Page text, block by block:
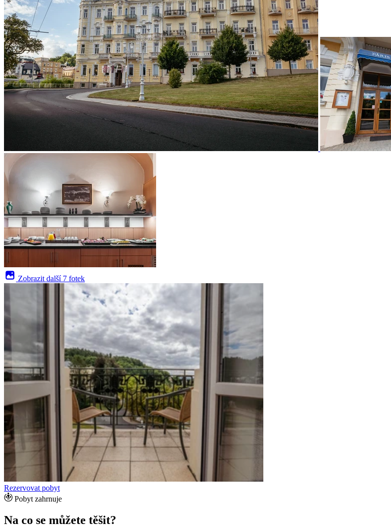
Zobrazit další 7 fotek
Rezervovat pobyt
Pobyt zahrnuje
Na co se můžete těšit?